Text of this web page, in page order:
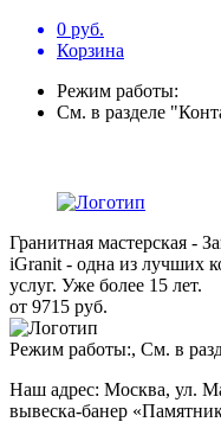
0 руб.
Корзина
Режим работы:
См. в разделе
Гранитная мастерская -
iGranit - одна из лучших
услуг. Уже более 15 лет.
от 9715 руб.
Режим работы:, См. в
Наш адрес: Москва, ул.
вывеска-банер